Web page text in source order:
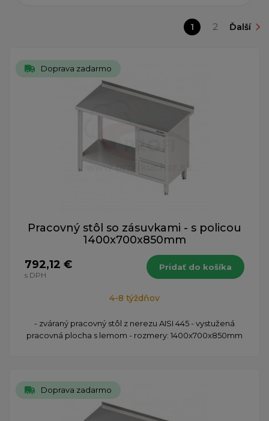
1 2 Ďalší
Doprava zadarmo
Pracovný stôl so zásuvkami - s policou
1400x700x850mm
792,12 €
s DPH
Pridať do košíka
4-8 týždňov
- zváraný pracovný stôl z nerezu AISI 445 - vystužená
pracovná plocha s lemom - rozmery: 1400x700x850mm
Doprava zadarmo